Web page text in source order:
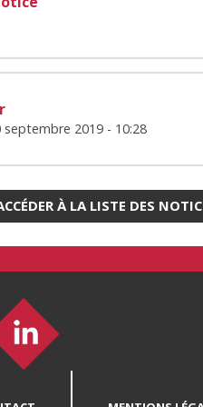
septembre 2019 - 10:28
À LA LISTE DES